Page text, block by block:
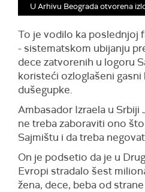
U Arhivu Beograda otvorena
To je vodilo ka poslednjoj
- sistematskom ubijanju
dece zatvorenih u logoru
koristeći ozloglašeni gasni
dušegupke.
Ambasador Izraela u
ne treba zaboraviti ono
Sajmištu i da treba
On je podsetio da je u
Evropi stradalo šest
žena, dece, beba od